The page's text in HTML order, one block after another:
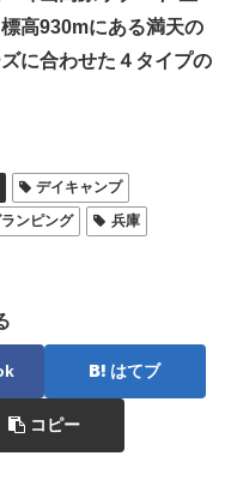
高930mにある満天の
に合わせた４タイプの
デイキャンプ
ンピング
兵庫
はてブ
コピー